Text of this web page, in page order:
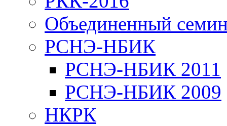
Объединенный
РСНЭ-НБИК
РСНЭ-НБИК 2011
РСНЭ-НБИК 2009
НКРК